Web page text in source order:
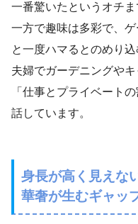
一番驚いたというオチま
一方で趣味は多彩で、
と一度ハマるとのめり
夫婦でガーデニングや
「仕事とプライベート
話しています。
身長が高く見えな
華奢が生むギャッ